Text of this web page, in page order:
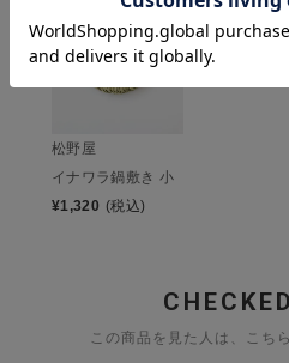
松野屋
イナワラ鍋敷き 小
¥1,320 (税込)
この商品を見た人は、こち